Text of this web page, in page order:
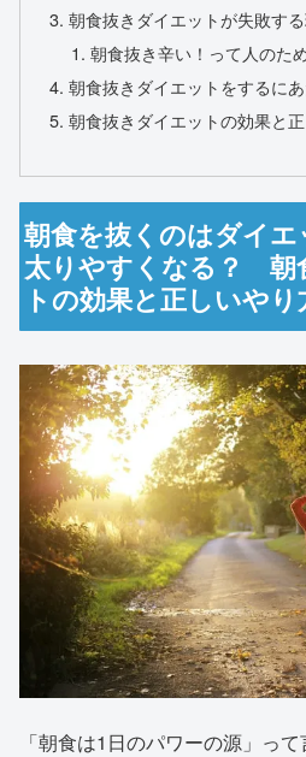
朝食抜きダイエットが失敗す
朝食抜き辛い！って人のた
朝食抜きダイエットをするに
朝食抜きダイエットの効果と
朝食を抜くのはダイ
太りやすくなる？ 朝
トの効果と正しいやり
「朝食は1日のパワーの源」っ